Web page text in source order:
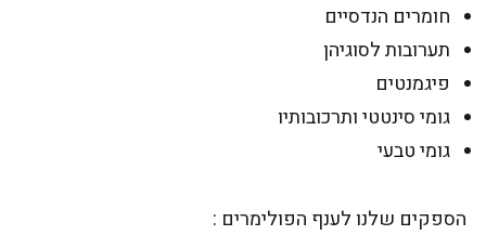
חומרים הנדסיים
תערובות לסוגיהן
פיגמנטים
גומי סינטטי ותרכובותיו
גומי טבעי
הספקים שלנו לענף הפולימרים :